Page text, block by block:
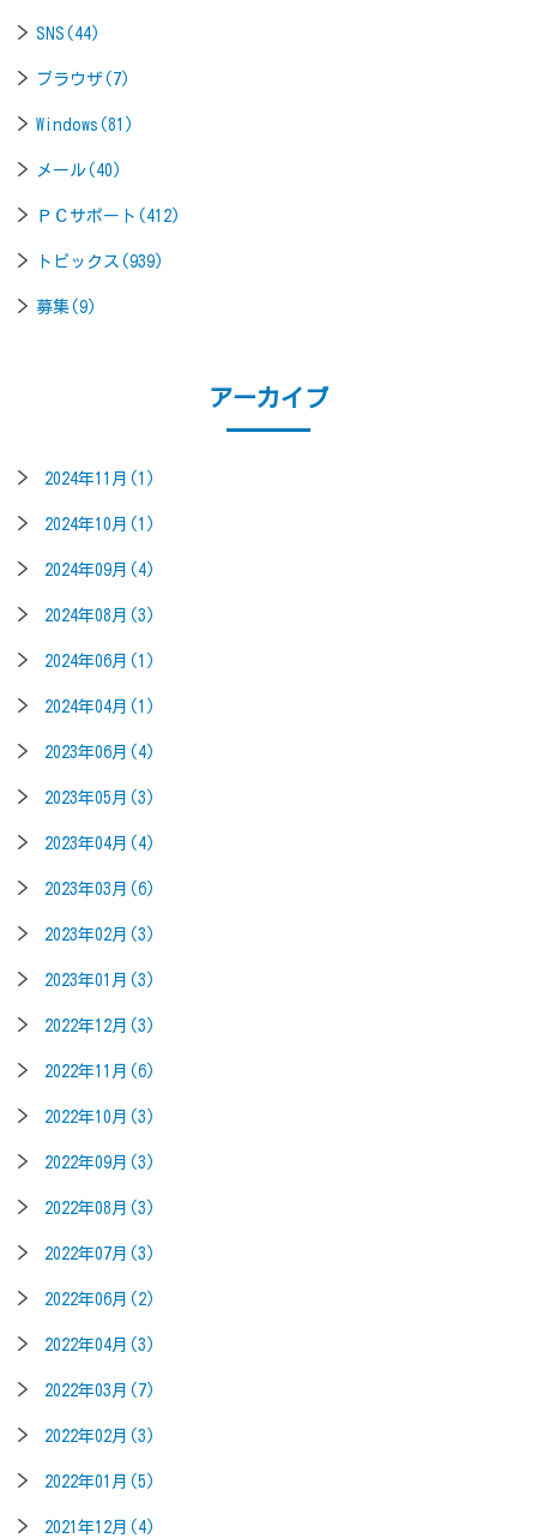
SNS(44)
ブラウザ(7)
Windows(81)
メール(40)
ＰＣサポート(412)
トピックス(939)
募集(9)
アーカイブ
2024年11月(1)
2024年10月(1)
2024年09月(4)
2024年08月(3)
2024年06月(1)
2024年04月(1)
2023年06月(4)
2023年05月(3)
2023年04月(4)
2023年03月(6)
2023年02月(3)
2023年01月(3)
2022年12月(3)
2022年11月(6)
2022年10月(3)
2022年09月(3)
2022年08月(3)
2022年07月(3)
2022年06月(2)
2022年04月(3)
2022年03月(7)
2022年02月(3)
2022年01月(5)
2021年12月(4)